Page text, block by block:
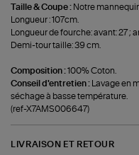
Taille & Coupe : Notre
Longueur : 107cm.
Longueur de fourche: avant: 27 ;
Demi-tour taille: 39 cm.
Composition :100% Coton.
Conseil d'entretien : Lavage en
séchage à basse température.
(ref-X7AMS006647)
LIVRAISON ET RETOUR